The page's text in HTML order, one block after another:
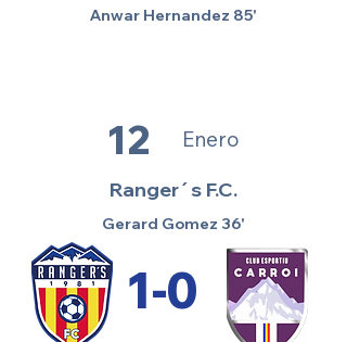
Anwar Hernandez 85'
12 Enero
Ranger´s F.C.
Gerard Gomez 36'
1-0